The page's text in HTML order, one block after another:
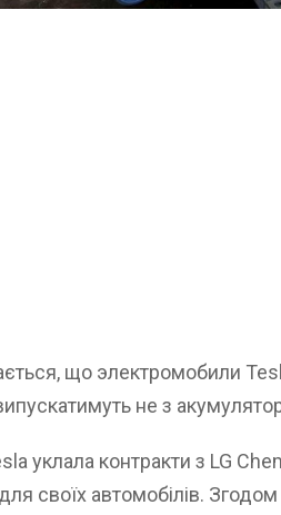
що электромобили
не з
уклала контракти з LG
своїх автомобілів.